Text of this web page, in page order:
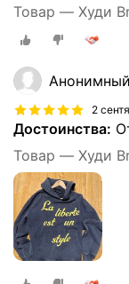
Товар — Худи
2
Достоинства:
Товар — Худи